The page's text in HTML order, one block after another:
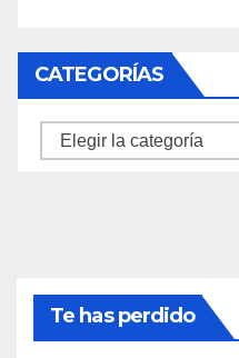
CATEGORÍAS
Categorías
Te has perdido